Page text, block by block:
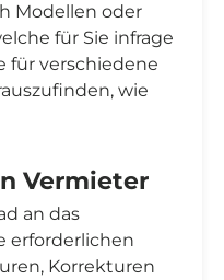
Modellen oder
für Sie infrage
für verschiedene
wie
Vermieter
an das
erforderlichen
Korrekturen